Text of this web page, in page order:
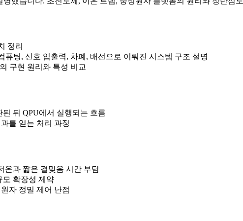
정리
팅, 신호 입출력, 차폐, 배선으로 이뤄진 시스템 구조 설명
구현 원리와 특성 비교
뒤 QPU에서 실행되는 흐름
를 얻는 처리 과정
온과 짧은 결맞음 시간 부담
모 확장성 제약
자 정밀 제어 난점